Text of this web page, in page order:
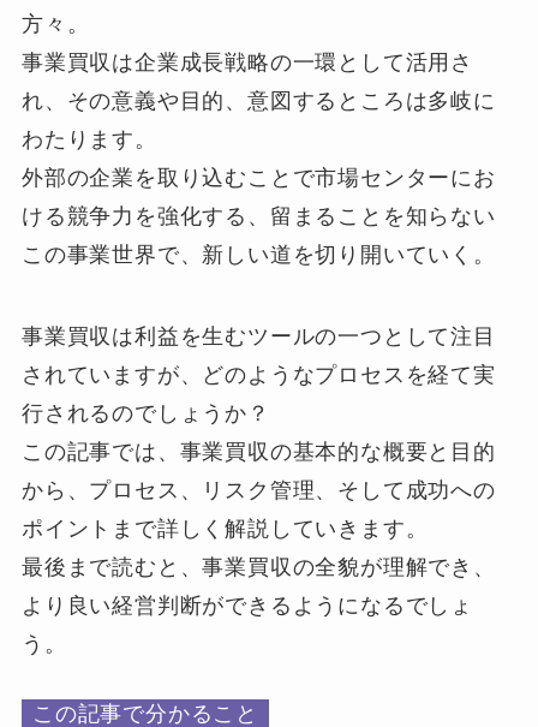
方々。
事業買収は企業成長戦略の一環として活用さ
れ、その意義や目的、意図するところは多岐に
わたります。
外部の企業を取り込むことで市場センターにお
ける競争力を強化する、留まることを知らない
この事業世界で、新しい道を切り開いていく。
事業買収は利益を生むツールの一つとして注目
されていますが、どのようなプロセスを経て実
行されるのでしょうか？
この記事では、事業買収の基本的な概要と目的
から、プロセス、リスク管理、そして成功への
ポイントまで詳しく解説していきます。
最後まで読むと、事業買収の全貌が理解でき、
より良い経営判断ができるようになるでしょ
う。
この記事で分かること